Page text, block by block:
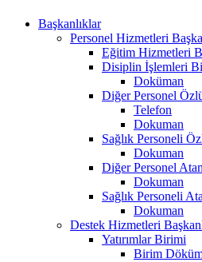
Başkanlıklar
Personel Hizmetleri
Eğitim Hizmetleri
Disiplin İşlemleri
Doküman
Diğer Personel
Telefon
Dokuman
Sağlık Personeli
Dokuman
Diğer Personel
Dokuman
Sağlık Personeli
Dokuman
Destek Hizmetleri
Yatırımlar Birimi
Birim